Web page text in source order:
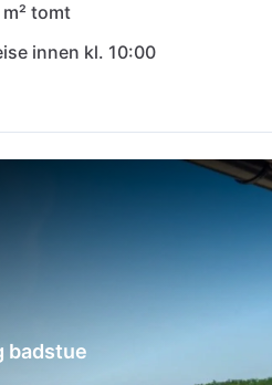
tomt
innen kl. 10:00
badstue